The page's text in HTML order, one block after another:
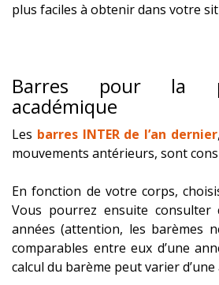
plus faciles à obtenir dans votre
Barres pour la
académique
Les barres INTER de l’an dernier
mouvements antérieurs, sont
En fonction de votre corps,
Vous pourrez ensuite consulter
années (attention, les barèmes
comparables entre eux d’une
calcul du barème peut varier d’une